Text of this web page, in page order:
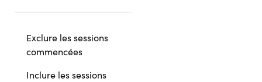
Exclure les sessions
commencées
Inclure les sessions